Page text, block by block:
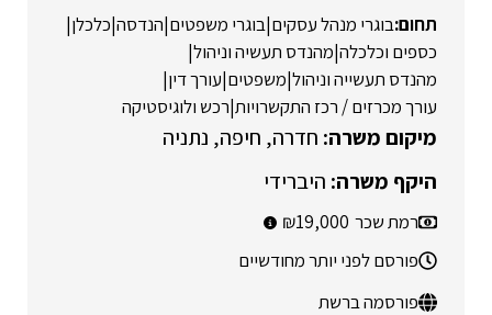
בוגרי מנהל עסקים|בוגרי משפטים|הנדסה|כלכלן|
כספים וכלכלה|מהנדס תעשיה וניהול|
מהנדס תעשייה וניהול|משפטים|עורך דין|
עורך מכרזים / רכז התקשרויות|רכש ולוגיסטיקה
חדרה חיפה נתניה
היברידי
רמת שכר 19,000
פורסם לפני יותר מחודשיים
פורסמה ברשת